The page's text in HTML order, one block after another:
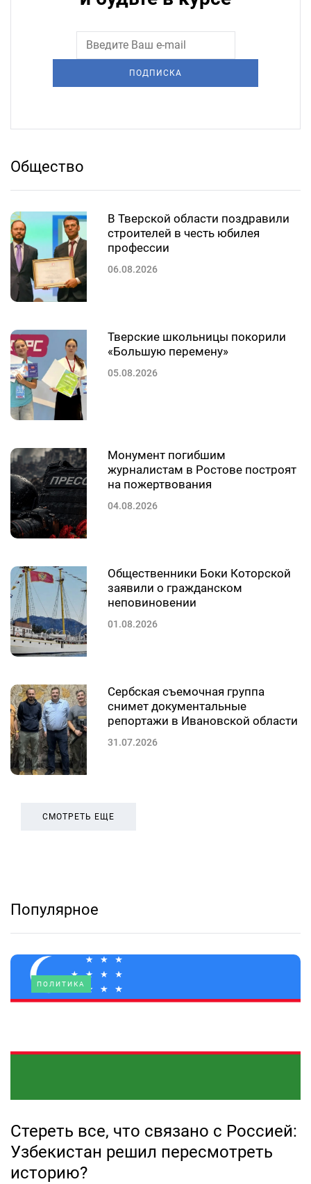
ПОДПИСКА
Общество
В Тверской области поздравили
строителей в честь юбилея
профессии
06.08.2026
Тверские школьницы покорили
«Большую перемену»
05.08.2026
Монумент погибшим
журналистам в Ростове построят
на пожертвования
04.08.2026
Общественники Боки Которской
заявили о гражданском
неповиновении
01.08.2026
Сербская съемочная группа
снимет документальные
репортажи в Ивановской области
31.07.2026
СМОТРЕТЬ ЕЩЕ
Популярное
ПОЛИТИКА
Стереть все, что связано с Россией:
Узбекистан решил пересмотреть
историю?